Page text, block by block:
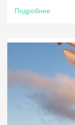
Подробнее